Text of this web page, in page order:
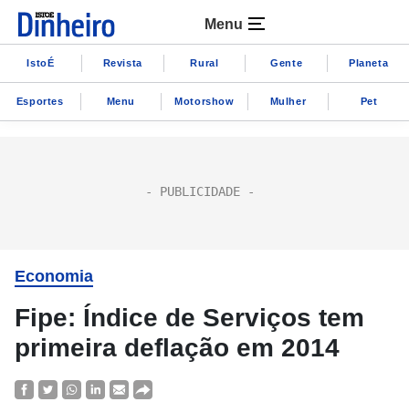
Menu
IstoÉ Revista Rural Gente Planeta
Esportes Menu Motorshow Mulher Pet
Economia
Fipe: Índice de Serviços tem
primeira deflação em 2014